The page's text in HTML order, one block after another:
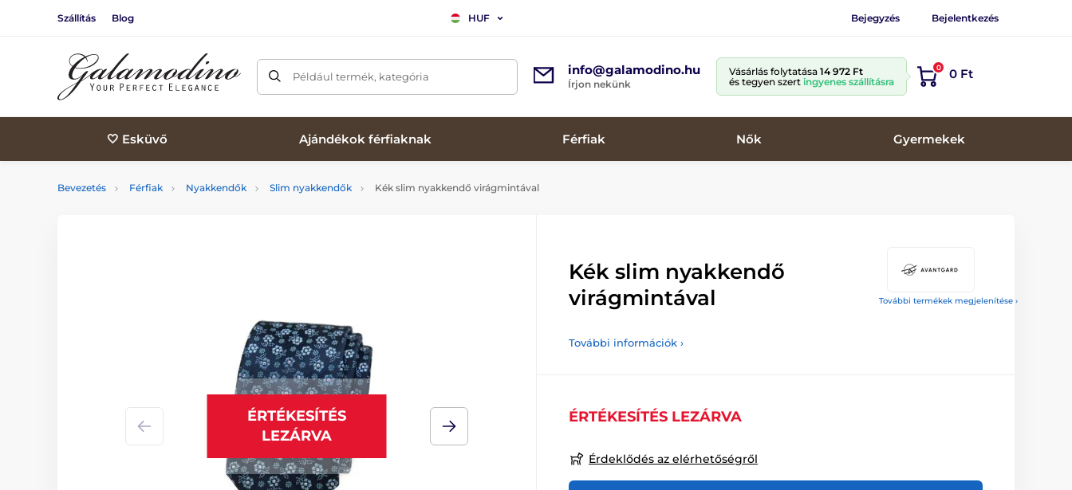
Szállítás Blog HUF Bejegyzés Bejelentkezés
Például termék, kategória info@galamodino.hu
Írjon nekünk
Vásárlás folytatása 14 972 Ft
és tegyen szert ingyenes szállításra
0 0 Ft
🤍 Esküvő Ajándékok férfiaknak Férfiak Nők Gyermekek
Bevezetés Férfiak Nyakkendők Slim nyakkendők Kék slim nyakkendő virágmintával
További termékek megjelenítése ›
ÉRTÉKESÍTÉS
LEZÁRVA
Kék slim nyakkendő
virágmintával
További információk ›
ÉRTÉKESÍTÉS LEZÁRVA
Érdeklődés az elérhetőségről